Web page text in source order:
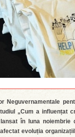
Neguvernamentale
„Cum a influențat
în luna noiembrie
evoluția